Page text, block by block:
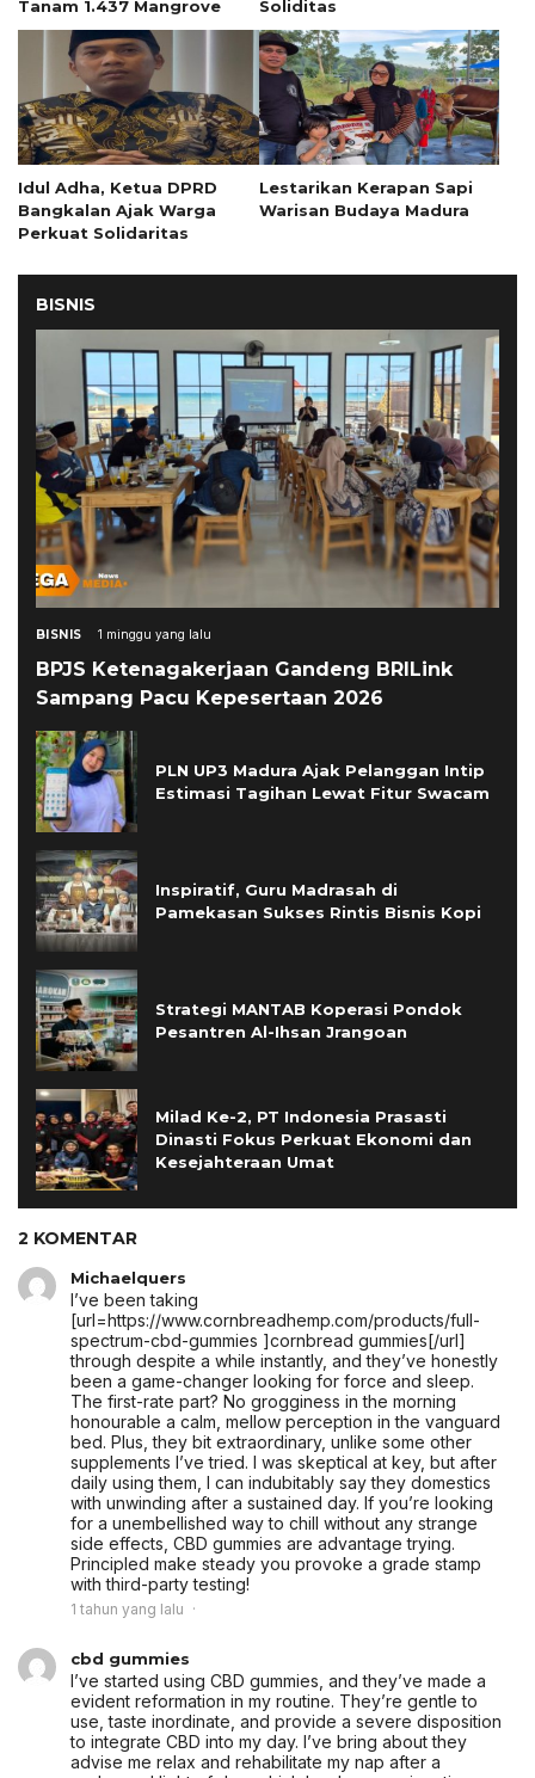
Tanam 1.437 Mangrove Soliditas
Idul Adha, Ketua DPRD
Bangkalan Ajak Warga
Perkuat Solidaritas
Lestarikan Kerapan Sapi
Warisan Budaya Madura
BISNIS
BISNIS 1 minggu yang lalu
BPJS Ketenagakerjaan Gandeng BRILink
Sampang Pacu Kepesertaan 2026
PLN UP3 Madura Ajak Pelanggan Intip
Estimasi Tagihan Lewat Fitur Swacam
Inspiratif, Guru Madrasah di
Pamekasan Sukses Rintis Bisnis Kopi
Strategi MANTAB Koperasi Pondok
Pesantren Al-Ihsan Jrangoan
Milad Ke-2, PT Indonesia Prasasti
Dinasti Fokus Perkuat Ekonomi dan
Kesejahteraan Umat
2 KOMENTAR
Michaelquers
I’ve been taking
[url=https://www.cornbreadhemp.com/products/full-
spectrum-cbd-gummies ]cornbread gummies[/url]
through despite a while instantly, and they’ve honestly
been a game-changer looking for force and sleep.
The first-rate part? No grogginess in the morning
honourable a calm, mellow perception in the vanguard
bed. Plus, they bit extraordinary, unlike some other
supplements I’ve tried. I was skeptical at key, but after
daily using them, I can indubitably say they domestics
with unwinding after a sustained day. If you’re looking
for a unembellished way to chill without any strange
side effects, CBD gummies are advantage trying.
Principled make steady you provoke a grade stamp
with third-party testing!
1 tahun yang lalu
cbd gummies
I’ve started using CBD gummies, and they’ve made a
evident reformation in my routine. They’re gentle to
use, taste inordinate, and provide a severe disposition
to integrate CBD into my day. I’ve bring about they
advise me relax and rehabilitate my nap after a